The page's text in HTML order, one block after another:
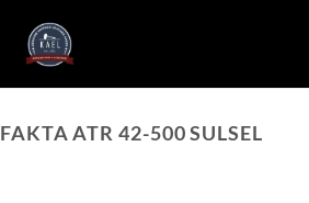
FAKTA ATR 42-500 SULSEL